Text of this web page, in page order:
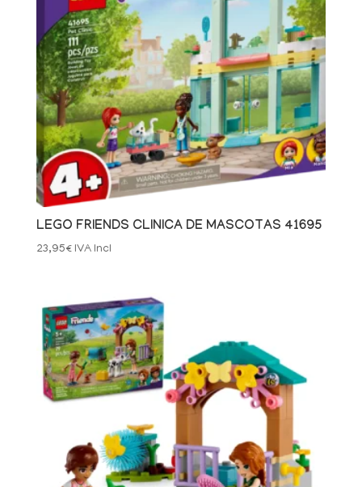
LEGO FRIENDS CLINICA DE MASCOTAS 41695
23,95€ IVA Incl